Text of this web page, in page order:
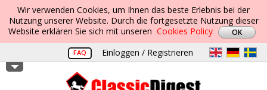
Wir verwenden Cookies, um Ihnen das beste Erlebnis bei der
Nutzung unserer Website. Durch die fortgesetzte Nutzung dieser
Website erklären Sie sich mit unseren Cookies Policy
FAQ Einloggen / Registrieren